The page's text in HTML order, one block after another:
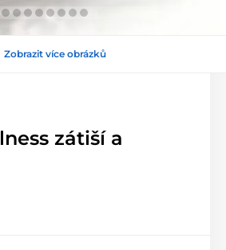
Zobrazit více obrázků
zátiší a